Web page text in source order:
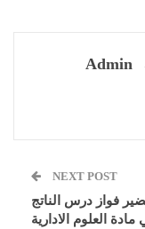
Admin
NEXT POST
فواز درس الناتج
مادة العلوم الادارية